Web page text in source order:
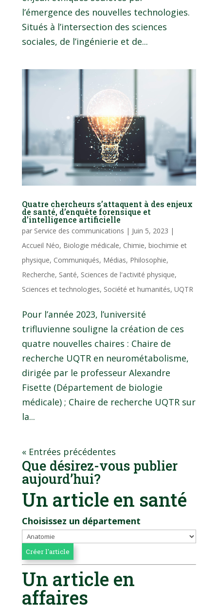
l’émergence des nouvelles technologies.
Situés à l’intersection des sciences
sociales, de l’ingénierie et de...
Quatre chercheurs s’attaquent à des enjeux
de santé, d’enquête forensique et
d’intelligence artificielle
par Service des communications | Juin 5, 2023 |
Accueil Néo, Biologie médicale, Chimie, biochimie et
physique, Communiqués, Médias, Philosophie,
Recherche, Santé, Sciences de l'activité physique,
Sciences et technologies, Société et humanités, UQTR
Pour l’année 2023, l’université
trifluvienne souligne la création de ces
quatre nouvelles chaires : Chaire de
recherche UQTR en neurométabolisme,
dirigée par le professeur Alexandre
Fisette (Département de biologie
médicale) ; Chaire de recherche UQTR sur
la...
« Entrées précédentes
Que désirez-vous publier
aujourd’hui?
Un article en santé
Choisissez un département
Un article en
affaires